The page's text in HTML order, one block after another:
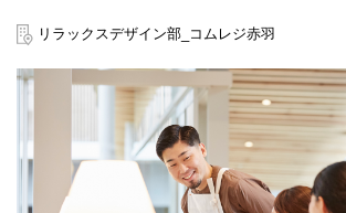
リラックスデザイン部_コムレジ赤羽